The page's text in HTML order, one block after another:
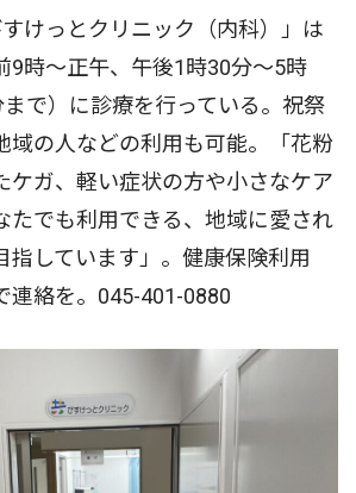
けっとクリニック（内科）」は
9時～正午、午後1時30分～5時
まで）に診療を行っている。祝祭
域の人などの利用も可能。「花粉
ケガ、軽い症状の方や小さなケア
たでも利用できる、地域に愛され
指しています」。健康保険利用
連絡を。045-401-0880